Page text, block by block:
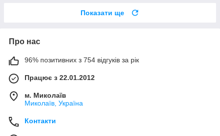
Показати ще
Про нас
96% позитивних з 754 відгуків за рік
Працює з 22.01.2012
м. Миколаїв
Миколаїв, Україна
Контакти